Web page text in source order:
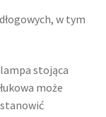
w tym
lampa stojąca
łukowa może
stanowić